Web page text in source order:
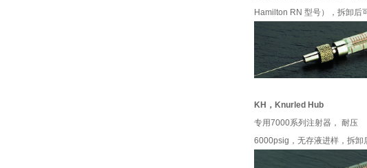
Hamilton RN 型号），拆卸后
KH，Knurled Hub
专用7000系列注射器， 耐压
6000psig，无存液进样，拆卸